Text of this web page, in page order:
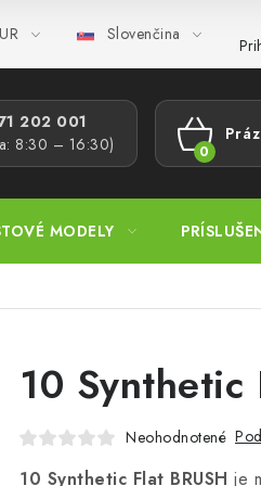
údajov Postup pri
Slovenčina
202 001​
8:30 – 16:30)
MODELY
10 Synthetic
Neohodnotené
10 Synthetic Flat BRUSH je